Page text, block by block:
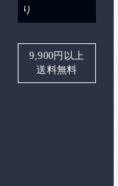
り
9,900円以上
送料無料